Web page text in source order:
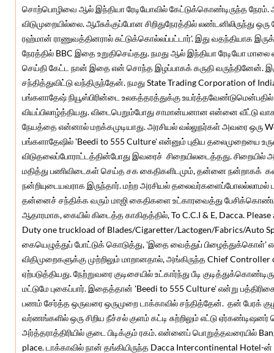
சொற்பொழிவை ஆல் இந்தியா ரேடியோவில் கேட்டுக்கொண்டிருந்த நேரம்.
விடுமுறையில்லை. ஆபீசுக்குப்போன சிறிதுநேரத்தில் லண்டனிலிருந்து
ரஹ்மான் ராணுவத்தினரால் சுட்டுக்கொல்லப்பட்டார்'. இது வதந்தியாக
நேரத்தில் BBC இதை உறுதிசெய்தது. நமது ஆல் இந்தியா ரேடியோ
செய்தி கேட்ட நான் இதை என் சொந்த இழப்பாகக் கருதி வருந்தினேன்.
சந்தித்துவிட்டு வந்திருந்தேன். நமது State Trading Corporation of
பங்களாதேஷ் நியூஸ்பிரின்டை உலகத்தரத்துக்கு
வியப்பிலாழ்த்தியது. விடைபெறும்போது சாமான்யனான என்னை வீட்டு
நேயத்தை என்னால் மறக்கமுடியாது. அரசியல் வல்லுநர்கள் அவரை ஒரு
பங்களாதேஷில் 'Beedi to 555 Culture' என்னும் புதிய தலைமுறையை
விடுதலைப்போராட்டத்தின்போது இவரைச் சிறையிலடைத்தது.
மதித்து பணிவிடைகள் செய்த சக கைதிகளிடமும், தன்னை நன்றாகக்
நன்றியுடையவராக இருந்தார். மற்ற அரசியல்
தன்னைச் சந்திக்க வரும் மாஜி கைதிகளை உட்காரவைத்து
ஆதாரமாக, கையில் கிடைத்த காகிதத்தில், To C.C.I & E, Dacca.
Duty one truckload of Blades/Cigaretter/Lactogen/Fabrics/Auto
கையெழுத்துப் போட்டுக் கொடுத்து, 'இதை வைத்துப்
விதிமுறைகளுக்கு முற்றிலும் மாறானதால், அங்கிருந்த Chief
ஏற்படுத்தியது. நேற்றுவரை குடிசையில் உட்கார்ந்து பீடி
மட்டுமே புகைப்பார். இதைத்தான் 'Beedi to 555 Culture' என்று
பணம் சேர்த்த ஒருவரை ஒருமுறை டாக்காவில் சந்தித்தேன். தன் பேரக்
வர்ணங்களில் ஒரு சிறிய நீச்சல் குளம் கட்டி சுற்றிலும் எட்டு
அர்த்தராத்திரியில் குடை பிடிக்கும் ரகம். என்னைப் பொறுத்தவரையில்
place. டாக்காவில் நான் தங்கியிருந்த Dacca Intercontinental